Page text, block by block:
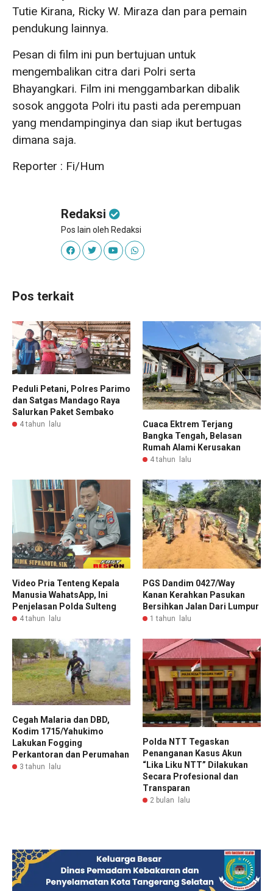
Tutie Kirana, Ricky W. Miraza dan para pemain
pendukung lainnya.
Pesan di film ini pun bertujuan untuk
mengembalikan citra dari Polri serta
Bhayangkari. Film ini menggambarkan dibalik
sosok anggota Polri itu pasti ada perempuan
yang mendampinginya dan siap ikut bertugas
dimana saja.
Reporter : Fi/Hum
Redaksi
Pos lain oleh Redaksi
Pos terkait
Peduli Petani, Polres Parimo
dan Satgas Mandago Raya
Salurkan Paket Sembako
4 tahun lalu
Cuaca Ektrem Terjang
Bangka Tengah, Belasan
Rumah Alami Kerusakan
4 tahun lalu
Video Pria Tenteng Kepala
Manusia WahatsApp, Ini
Penjelasan Polda Sulteng
4 tahun lalu
PGS Dandim 0427/Way
Kanan Kerahkan Pasukan
Bersihkan Jalan Dari Lumpur
1 tahun lalu
Cegah Malaria dan DBD,
Kodim 1715/Yahukimo
Lakukan Fogging
Perkantoran dan Perumahan
3 tahun lalu
Polda NTT Tegaskan
Penanganan Kasus Akun
“Lika Liku NTT” Dilakukan
Secara Profesional dan
Transparan
2 bulan lalu